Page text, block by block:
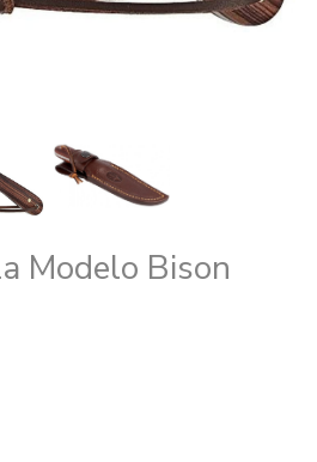
Modelo Bison